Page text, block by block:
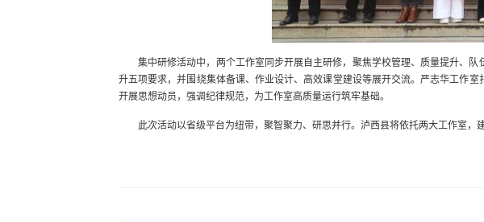
集中研修活动中，两个工作室同步开展自主研修，聚焦学校管理、质量提升、
升五项要求，并围绕集体备课、作业设计、高效课堂建设等展开交流。严志华工作
开展思想动员，强调纪律规范，为工作室高质量运行筑牢基础。
此次活动以省级平台为纽带，聚智聚力、研思并行。泸西县将依托两大工作室